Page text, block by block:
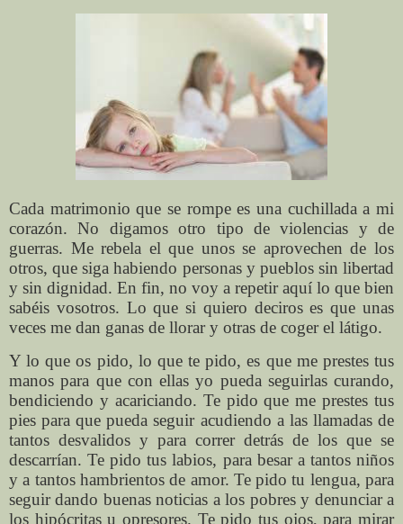
Cada matrimonio que se rompe es una cuchillada a mi
corazón. No digamos otro tipo de violencias y de
guerras. Me rebela el que unos se aprovechen de los
otros, que siga habiendo personas y pueblos sin libertad
y sin dignidad. En fin, no voy a repetir aquí lo que bien
sabéis vosotros. Lo que si quiero deciros es que unas
veces me dan ganas de llorar y otras de coger el látigo.
Y lo que os pido, lo que te pido, es que me prestes tus
manos para que con ellas yo pueda seguirlas curando,
bendiciendo y acariciando. Te pido que me prestes tus
pies para que pueda seguir acudiendo a las llamadas de
tantos desvalidos y para correr detrás de los que se
descarrían. Te pido tus labios, para besar a tantos niños
y a tantos hambrientos de amor. Te pido tu lengua, para
seguir dando buenas noticias a los pobres y denunciar a
los hipócritas u opresores. Te pido tus ojos, para mirar